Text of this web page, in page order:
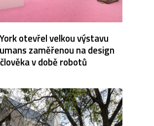
otevřel velkou výstavu
zaměřenou na design
člověka v době robotů